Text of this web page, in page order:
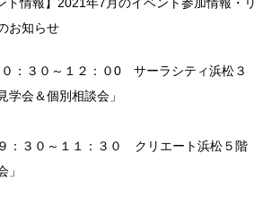
ト情報】2021年7月のイベント参加情報・リ
お知らせ
：３０～１２：０0 サーラシティ浜松３
学会＆個別相談会」
３０～１１：３０ クリエート浜松５階
」